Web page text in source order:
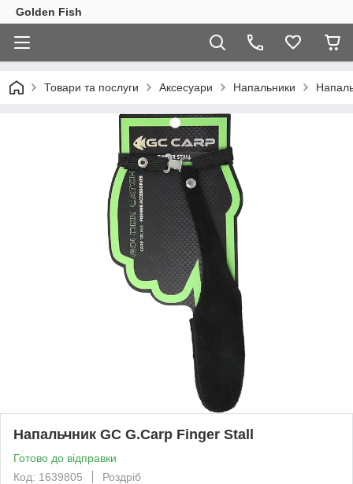
Golden Fish
Товари та послуги Аксесуари Напальники
Напальчник GC G.Carp Finger Stall
Готово до відправки
Код: 1639805
Роздріб